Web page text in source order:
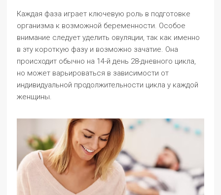
Каждая фаза играет ключевую роль в подготовке
организма к возможной беременности. Особое
внимание следует уделить овуляции, так как именно
в эту короткую фазу и возможно зачатие. Она
происходит обычно на 14-й день 28-дневного цикла,
но может варьироваться в зависимости от
индивидуальной продолжительности цикла у каждой
женщины.